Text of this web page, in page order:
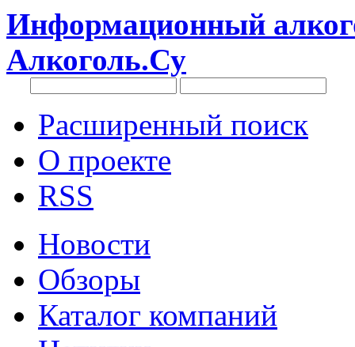
Информационный
Алкоголь.Су
Расширенный поиск
О проекте
RSS
Новости
Обзоры
Каталог компаний